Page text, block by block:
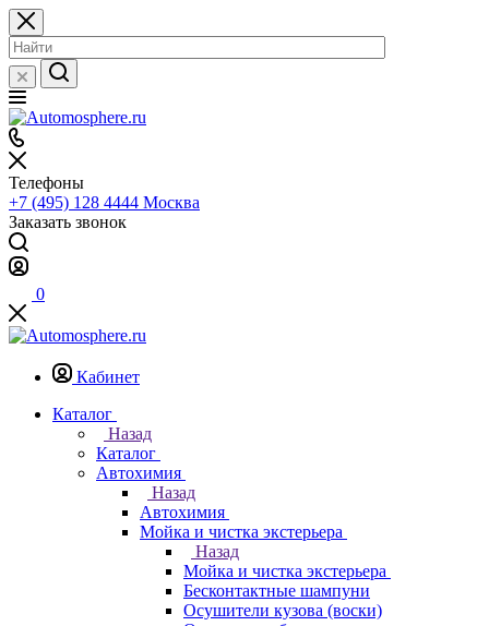
Телефоны
+7 (495) 128 4444 Москва
Заказать звонок
0
Кабинет
Каталог
Назад
Каталог
Автохимия
Назад
Автохимия
Мойка и чистка экстерьера
Назад
Мойка и чистка экстерьера
Бесконтактные шампуни
Осушители кузова (воски)